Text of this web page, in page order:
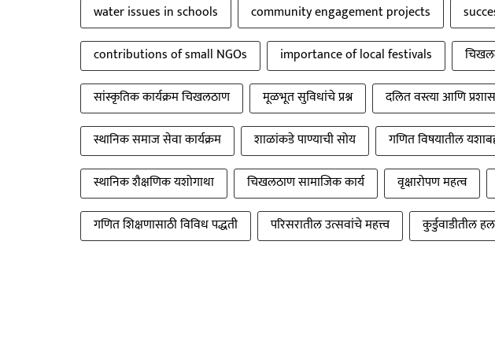
water issues in schools
community engagement projects
contributions of small NGOs
importance of local festivals
सांस्कृतिक कार्यक्रम चिखलठाण
मूळभूत सुविधांचे प्रश्न
दलित वस्त्या आणि
स्थानिक समाज सेवा कार्यक्रम
शाळांकडे पाण्याची सोय
गणित विषयातील
स्थानिक शैक्षणिक यशोगाथा
चिखलठाण सामाजिक कार्य वृक्षारोपण महत्व
गणित शिक्षणासाठी विविध पद्धती
परिसरातील उत्सवांचे महत्त्व कुर्डुवाडीतील